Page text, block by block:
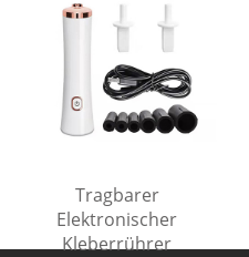
Tragbarer
Elektronischer
Kleberrührer